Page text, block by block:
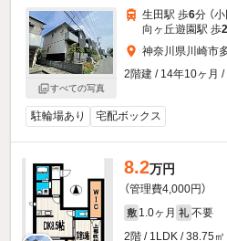
すべての写真
生田駅 歩6分 （
向ヶ丘遊園駅 歩
神奈川県川崎市
2階建 / 14年10ヶ月 /
駐輪場あり 宅配ボックス
8.2万円
（管理費4,000円）
敷 1.0ヶ月 礼 不要
2階 / 1LDK / 38.75㎡